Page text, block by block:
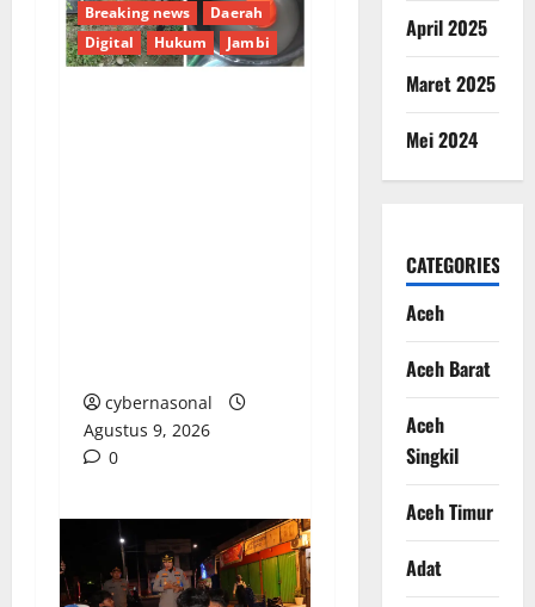
Breaking news
Daerah
Digital
Hukum Jambi
cybernasonal
Agustus 9, 2026
0
April 2025
Maret 2025
Mei 2024
CATEGORIES
Aceh
Aceh Barat
Aceh
Singkil
Aceh Timur
Adat